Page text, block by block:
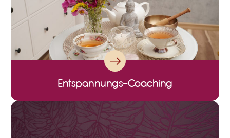
Entspannungs-Coaching